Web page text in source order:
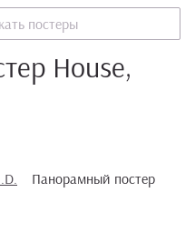
House,
Панорамный постер